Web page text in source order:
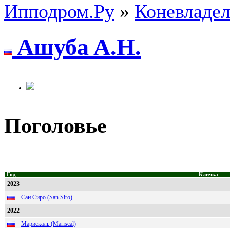
Ипподром.Ру »
Aшубa A.Н.
Поголовье
Год Кличка
2023
Сан Сиро (San Siro)
2022
Марискаль (Mariscal)